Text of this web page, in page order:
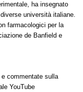
ha insegnato
università italiane.
farmacologici per la
de Banfield e
e commentate sulla
YouTube